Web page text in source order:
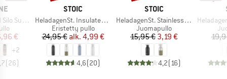
Sustain
hinta
€
+2
(26)
MERKKI
STOIC
Tuote
HeladagenSt. Insulated Stainless Steel Bottle 500
Tuoteryhmä
Eristetty pullo
Hinta
24,95 € Alennettu hinta
alk. 4,99 €
4,6(20)
MERKKI
STOIC
Tuote
HeladagenSt. Stainless Steel Bottle 500ml
Tuoteryhmä
Juomapullo
Hinta
15,95 €Alennettu hinta
3,19 €
4,2(16)
Tuote
HeladagenSt.